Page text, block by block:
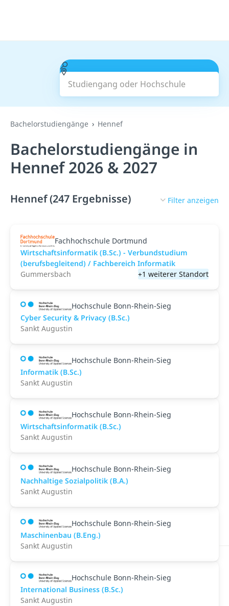
Studiengang oder Hochschule
Suchen
Bachelorstudiengänge Hennef
Bachelorstudiengänge in
Hennef 2026 & 2027
Hennef (247 Ergebnisse) Filter anzeigen
Fachhochschule Dortmund
Wirtschaftsinformatik (B.Sc.) - Verbundstudium
(berufsbegleitend) / Fachbereich Informatik
Gummersbach
+1 weiterer Standort
Hochschule Bonn-Rhein-Sieg
Cyber Security & Privacy (B.Sc.)
Sankt Augustin
Hochschule Bonn-Rhein-Sieg
Informatik (B.Sc.)
Sankt Augustin
Hochschule Bonn-Rhein-Sieg
Wirtschaftsinformatik (B.Sc.)
Sankt Augustin
Hochschule Bonn-Rhein-Sieg
Nachhaltige Sozialpolitik (B.A.)
Sankt Augustin
Hochschule Bonn-Rhein-Sieg
Maschinenbau (B.Eng.)
Sankt Augustin
Hochschule Bonn-Rhein-Sieg
International Business (B.Sc.)
Sankt Augustin